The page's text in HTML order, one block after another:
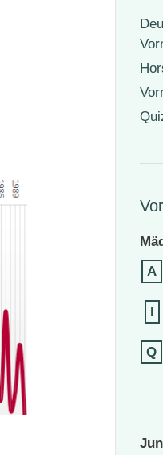
A
I
Q